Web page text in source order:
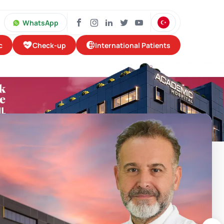
WhatsApp
Check-up International Patients